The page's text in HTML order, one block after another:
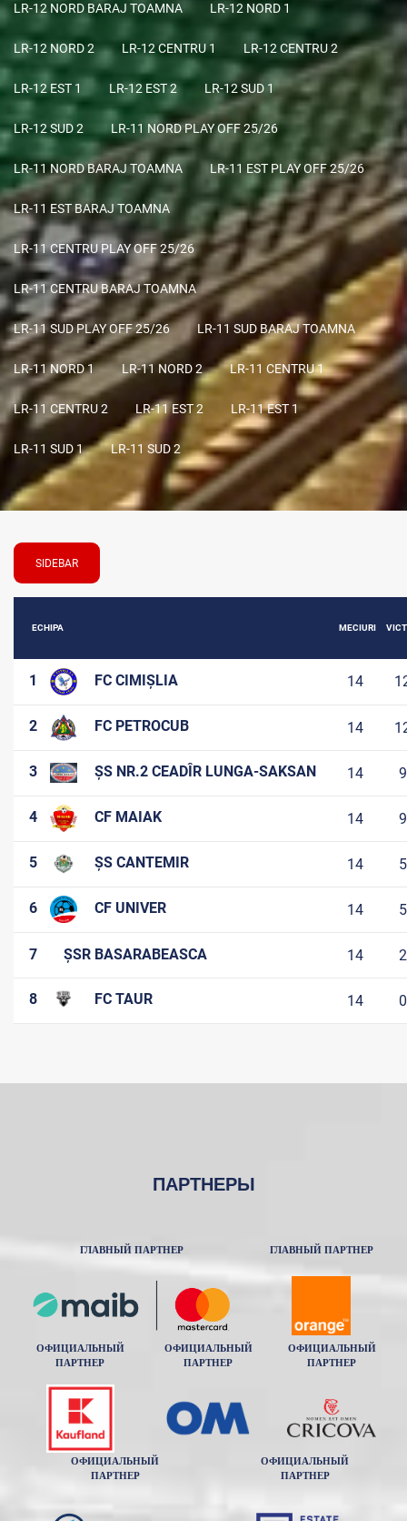
LR-12 NORD BARAJ TOAMNA LR-12 NORD 1
LR-12 NORD 2 LR-12 CENTRU 1 LR-12 CENTRU 2
LR-12 EST 1 LR-12 EST 2 LR-12 SUD 1
LR-12 SUD 2 LR-11 NORD PLAY OFF 25/26
LR-11 NORD BARAJ TOAMNA LR-11 EST PLAY OFF 25/26
LR-11 EST BARAJ TOAMNA
LR-11 CENTRU PLAY OFF 25/26
LR-11 CENTRU BARAJ TOAMNA
LR-11 SUD PLAY OFF 25/26 LR-11 SUD BARAJ TOAMNA
LR-11 NORD 1 LR-11 NORD 2 LR-11 CENTRU 1
LR-11 CENTRU 2 LR-11 EST 2 LR-11 EST 1
LR-11 SUD 1 LR-11 SUD 2
SIDEBAR
ECHIPA MECIURI
1 FC CIMIȘLIA 14
2 FC PETROCUB 14
3 ȘS NR.2 CEADÎR LUNGA-SAKSAN 14 9
4 CF MAIAK 14 9
5 ȘS CANTEMIR 14 5
6 CF UNIVER 14 5
7 ȘSR BASARABEASCA 14 2
8 FC TAUR 14 0
ПАРТНЕРЫ
ГЛАВНЫЙ ПАРТНЕР ГЛАВНЫЙ ПАРТНЕР
ОФИЦИАЛЬНЫЙ
ПАРТНЕР
ОФИЦИАЛЬНЫЙ
ПАРТНЕР
ОФИЦИАЛЬНЫЙ
ПАРТНЕР
ОФИЦИАЛЬНЫЙ
ПАРТНЕР
ОФИЦИАЛЬНЫЙ
ПАРТНЕР